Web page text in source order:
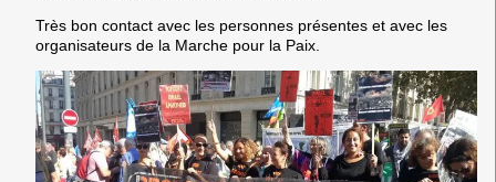
Très bon contact avec les personnes présentes et avec les
organisateurs de la Marche pour la Paix.